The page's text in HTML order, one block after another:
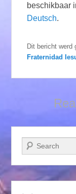
beschikbaar
Deutsch.
Dit bericht
Fraternidad
Zoeken